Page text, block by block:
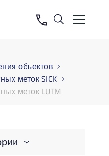
объектов
меток SICK
меток LUTM